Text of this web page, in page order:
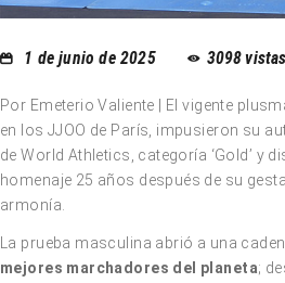
1 de junio de 2025 3098vistas
Por Emeterio Valiente | El vigente
en los JJOO de París, impusieron su
de World Athletics, categoría ‘Gold’ y
homenaje 25 años después de su
armonía.
La prueba masculina abrió a una
mejores marchadores del planeta;